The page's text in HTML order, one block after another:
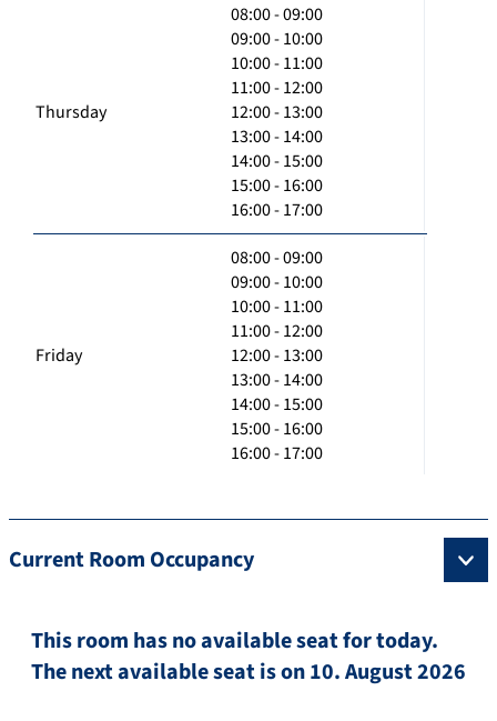
Thursday
08:00 - 09:00
09:00 - 10:00
10:00 - 11:00
11:00 - 12:00
12:00 - 13:00
13:00 - 14:00
14:00 - 15:00
15:00 - 16:00
16:00 - 17:00
Friday
08:00 - 09:00
09:00 - 10:00
10:00 - 11:00
11:00 - 12:00
12:00 - 13:00
13:00 - 14:00
14:00 - 15:00
15:00 - 16:00
16:00 - 17:00
Current Room Occupancy
This room has no available seat for today.
The next available seat is on 10. August 2026